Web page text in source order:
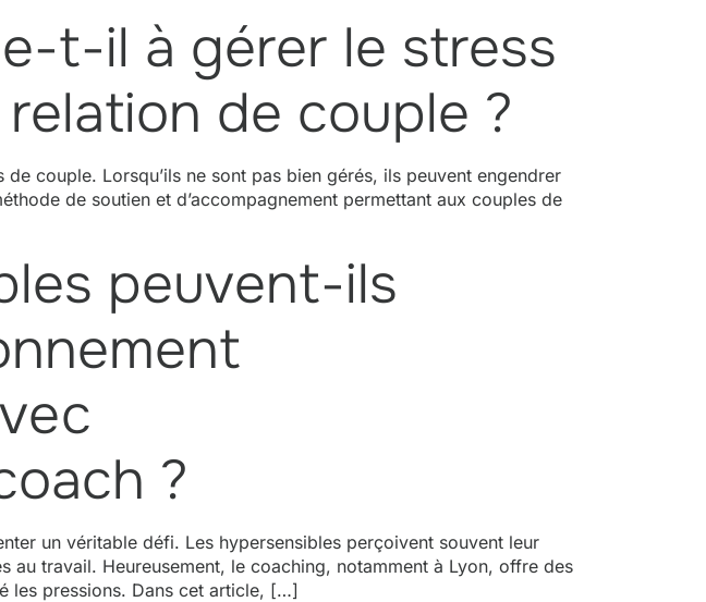
t-il à gérer le stress
de couple ?
couple. Lorsqu’ils ne sont pas bien gérés, ils peuvent engendrer
de soutien et d’accompagnement permettant aux couples de
peuvent-ils
?
un véritable défi. Les hypersensibles perçoivent souvent leur
travail. Heureusement, le coaching, notamment à Lyon, offre des
les pressions. Dans cet article, […]